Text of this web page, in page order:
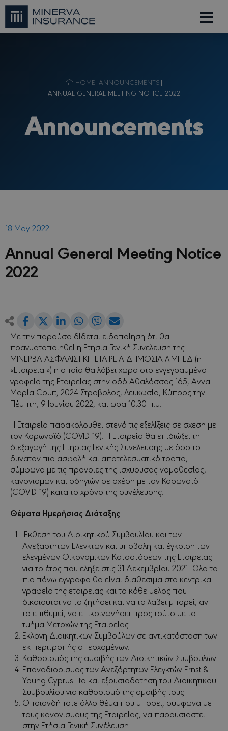
HOME | ANNOUNCEMENTS |
ANNUAL GENERAL MEETING NOTICE 2022
Announcements
18 May 2022
Annual General Meeting Notice
2022
Share
Facebook
Share
on
Twitter
Share
on
LinkedIn
Share
on
WhatsApp
Share
on
Viber
Share
via
Email
Με την παρούσα δίδεται ειδοποίηση ότι θα
πραγματοποιηθεί η Ετήσια Γενική Συνέλευση της
ΜΙΝΕΡΒΑ ΑΣΦΑΛΙΣΤΙΚΗ ΕΤΑΙΡΕΙΑ ΔΗΜΟΣΙΑ ΛΙΜΙΤΕΔ (η
«Εταιρεία ») η οποία θα λάβει χώρα στο εγγεγραμμένο
γραφείο της Εταιρείας στην οδό Αθαλάσσας 165, Αννα
Μαρία Court, 2024 Στρόβολος, Λευκωσία, Κύπρος την
Πέμπτη, 9 Ιουνίου 2022, και ώρα 10:30 π.μ.
Η Εταιρεία παρακολουθεί στενά τις εξελίξεις σε σχέση με
τον Κορωνοϊό (COVID-19). Η Εταιρεία θα επιδιώξει τη
διεξαγωγή της Ετήσιας Γενικής Συνέλευσης με όσο το
δυνατόν πιο ασφαλή και αποτελεσματικό τρόπο,
σύμφωνα με τις πρόνοιες της ισχύουσας νομοθεσίας,
κανονισμών και οδηγιών σε σχέση με τον Κορωνοϊό
(COVID-19) κατά το χρόνο της συνέλευσης.
Θέματα Ημερήσιας Διάταξης:
Έκθεση του Διοικητικού Συμβουλίου και των
Ανεξάρτητων Ελεγκτών και υποβολή και έγκριση των
ελεγμένων Οικονομικών Καταστάσεων της Εταιρείας
για το έτος που έληξε στις 31 Δεκεμβρίου 2021. Όλα τα
πιο πάνω έγγραφα θα είναι διαθέσιμα στα κεντρικά
γραφεία της εταιρείας και το κάθε μέλος που
δικαιούται να τα ζητήσει και να τα λάβει μπορεί, αν
το επιθυμεί, να επικοινωνήσει προς τούτο με το
τμήμα Μετοχών της Εταιρείας.
Εκλογή Διοικητικών Συμβούλων σε αντικατάσταση των
εκ περιτροπής απερχομένων.
Καθορισμός της αμοιβής των Διοικητικών Συμβούλων.
Επαναδιορισμός των Ανεξάρτητων Ελεγκτών Ernst &
Young Cyprus Ltd και εξουσιοδότηση του Διοικητικού
Συμβουλίου για καθορισμό της αμοιβής τους.
Οποιονδήποτε άλλο θέμα που μπορεί, σύμφωνα με
τους κανονισμούς της Εταιρείας, να παρουσιαστεί
στην Ετήσια Γενική Συνέλευση.